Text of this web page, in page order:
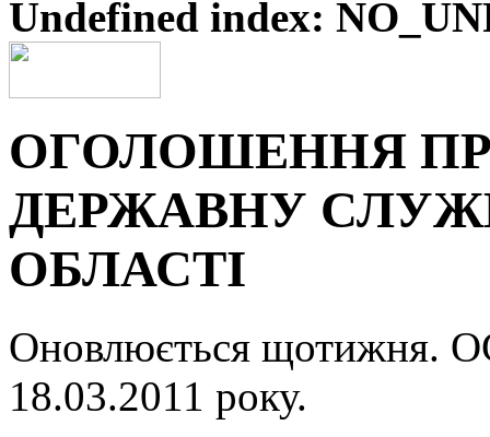
Undefined index:
ОГОЛОШЕННЯ
ДЕРЖАВНУ
ОБЛАСТІ
Оновлюється
18.03.2011 року.